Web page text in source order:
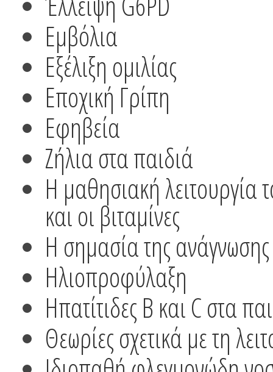
Εμβόλια
Εξέλιξη ομιλίας
Εποχική Γρίπη
Εφηβεία
Ζήλια στα παιδιά
Η μαθησιακή λειτουργία
και οι βιταμίνες
Η σημασία της
Ηλιοπροφύλαξη
Ηπατίτιδες B και C στα
Θεωρίες σχετικά με τη